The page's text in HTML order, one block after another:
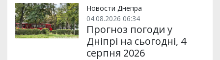
Новости Днепра
04.08.2026 06:34
Прогноз погоди у
Дніпрі на сьогодні, 4
серпня 2026